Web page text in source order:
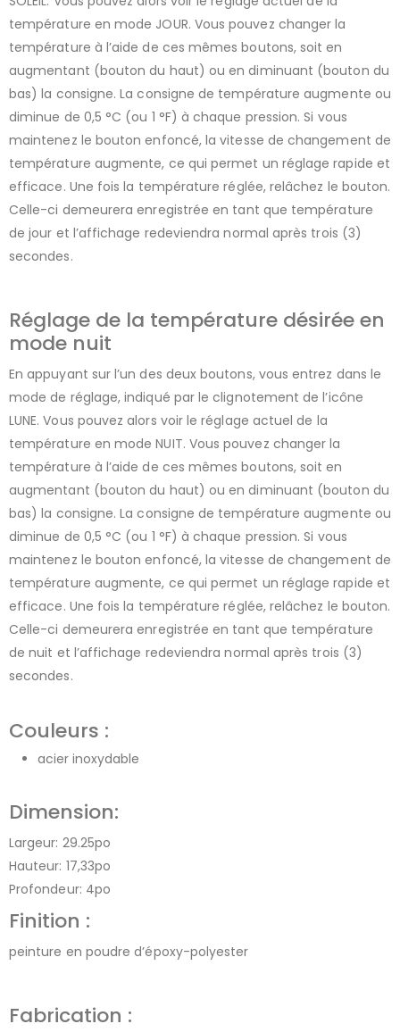
température en mode JOUR. Vous pouvez changer la
température à l’aide de ces mêmes boutons, soit en
augmentant (bouton du haut) ou en diminuant (bouton du
bas) la consigne. La consigne de température augmente ou
diminue de 0,5 °C (ou 1 °F) à chaque pression. Si vous
maintenez le bouton enfoncé, la vitesse de changement de
température augmente, ce qui permet un réglage rapide et
efficace. Une fois la température réglée, relâchez le bouton.
Celle-ci demeurera enregistrée en tant que température
de jour et l’affichage redeviendra normal après trois (3)
secondes.
Réglage de la température désirée en
mode nuit
En appuyant sur l’un des deux boutons, vous entrez dans le
mode de réglage, indiqué par le clignotement de l’icône
LUNE. Vous pouvez alors voir le réglage actuel de la
température en mode NUIT. Vous pouvez changer la
température à l’aide de ces mêmes boutons, soit en
augmentant (bouton du haut) ou en diminuant (bouton du
bas) la consigne. La consigne de température augmente ou
diminue de 0,5 °C (ou 1 °F) à chaque pression. Si vous
maintenez le bouton enfoncé, la vitesse de changement de
température augmente, ce qui permet un réglage rapide et
efficace. Une fois la température réglée, relâchez le bouton.
Celle-ci demeurera enregistrée en tant que température
de nuit et l’affichage redeviendra normal après trois (3)
secondes.
Couleurs :
acier inoxydable
Dimension:
Largeur: 29.25po
Hauteur: 17,33po
Profondeur: 4po
Finition :
peinture en poudre d’époxy-polyester
Fabrication :